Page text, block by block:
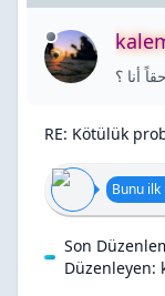
أنا ؟
RE: Kötülük
Bunu
Son
Düzenleyen: